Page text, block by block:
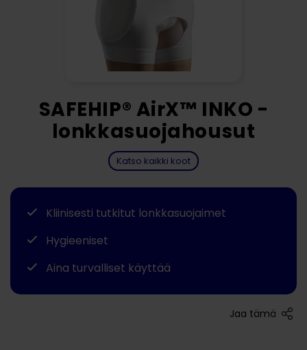
SAFEHIP® AirX™ INKO -
lonkkasuojahousut
Katso kaikki koot
Kliinisesti tutkitut lonkkasuojaimet
Hygieeniset
Aina turvalliset käyttää
Jaa tämä